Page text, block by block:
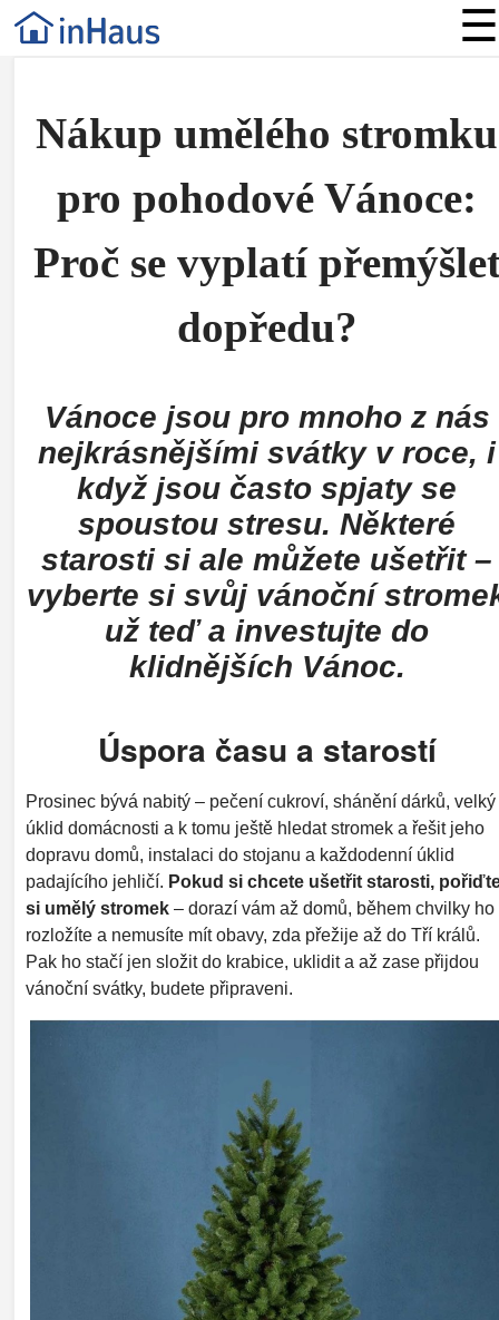
☰
Nákup umělého stromku
pro pohodové Vánoce:
Proč se vyplatí
dopředu?
Vánoce jsou pro mnoho z nás
nejkrásnějšími svátky v roce, i
když jsou často spjaty se
spoustou stresu. Některé
starosti si ale můžete ušetřit –
vyberte si svůj vánoční
už teď a investujte do
klidnějších Vánoc.
Úspora času a starostí
Prosinec bývá nabitý – pečení cukroví, shánění dárků, velký
úklid domácnosti a k tomu ještě hledat stromek a řešit jeho
dopravu domů, instalaci do stojanu a každodenní úklid
padajícího jehličí. Pokud si chcete ušetřit starosti,
si umělý stromek– dorazí vám až domů, během chvilky ho
rozložíte a nemusíte mít obavy, zda přežije až do Tří králů.
Pak ho stačí jen složit do krabice, uklidit a až zase přijdou
vánoční svátky, budete připraveni.